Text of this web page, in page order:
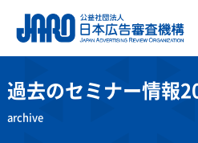
過去のセミナー情報
archive